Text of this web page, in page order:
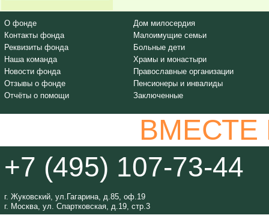
О фонде
Контакты фонда
Реквизиты фонда
Наша команда
Новости фонда
Отзывы о фонде
Отчёты о помощи
Дом милосердия
Малоимущие семьи
Больные дети
Храмы и монастыри
Православные организации
Пенсионеры и инвалиды
Заключенные
+7 (495) 107-73-44
г. Жуковский, ул.Гагарина, д.85, оф.19
г. Москва, ул. Спартковская, д.19, стр.3